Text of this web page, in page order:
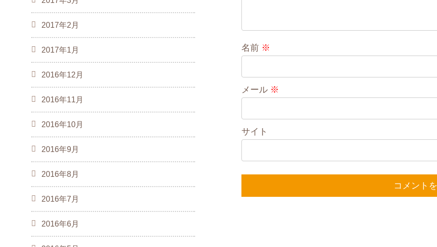
名前 ※
メール ※
サイト
2017年2月
2017年1月
2016年12月
2016年11月
2016年10月
2016年9月
2016年8月
2016年7月
2016年6月